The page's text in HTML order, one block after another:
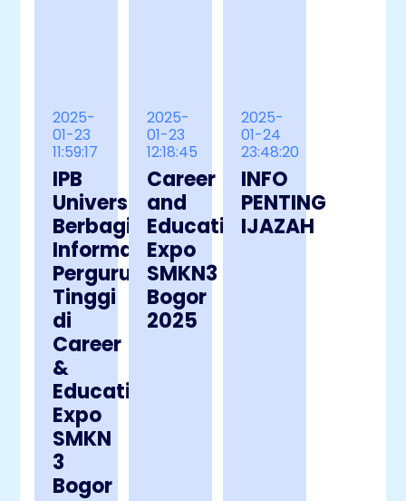
2025-
01-23
11:59:17
IPB
University
Berbagi
Informasi
Perguruan
Tinggi
di
Career
&
Education
Expo
SMKN
3
Bogor
2025-
01-23
12:18:45
Career
and
Education
Expo
SMKN3
Bogor
2025
2025-
01-24
23:48:20
INFO
PENTING
IJAZAH